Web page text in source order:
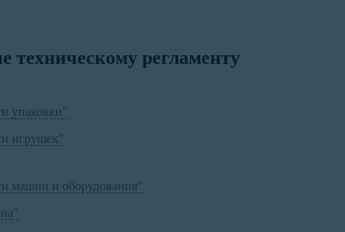
техническому регламенту
упаковки"
игрушек"
машин и оборудования"